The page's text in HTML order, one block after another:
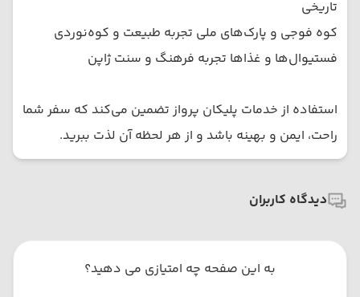
تاریخی
کوه فوجی و پارک‌های ملی تجربه طبیعت و کوه‌نوردی
فستیوال‌ها و غذاها تجربه فرهنگ و سنت ژاپن
استفاده از خدمات پلیکان پرواز تضمین می‌کند که سفر شما
راحت، ایمن و بهینه باشد و از هر لحظه آن لذت ببرید.
دیدگاه کاربران
به این صفحه چه امتیازی می دهید؟